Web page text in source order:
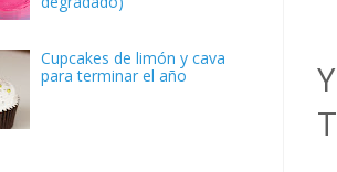
Cupcakes de limón y cava
para terminar el año